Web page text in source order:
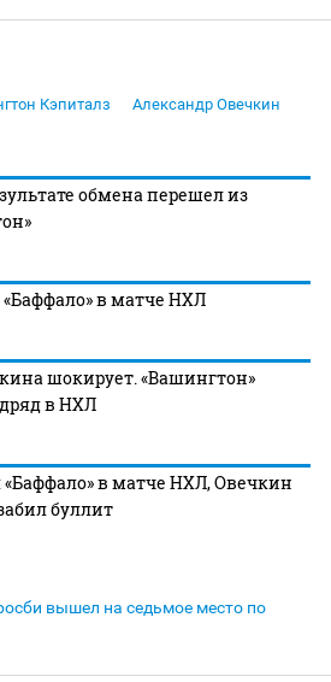
Кэпиталз
Александр Овечкин
обмена перешел из
в матче НХЛ
шокирует. «Вашингтон»
в НХЛ
в матче НХЛ, Овечкин
буллит
вышел на седьмое место по